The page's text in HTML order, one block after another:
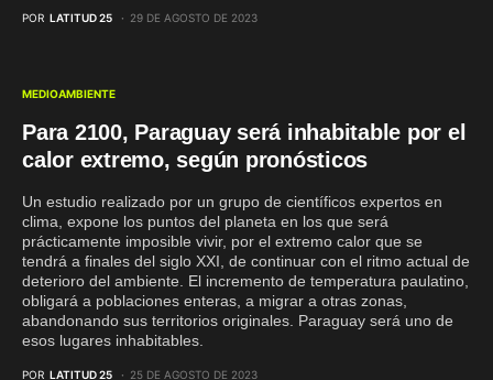
POR LATITUD 25 29 DE AGOSTO DE 2023
MEDIOAMBIENTE
Para 2100, Paraguay será inhabitable por el
calor extremo, según pronósticos
Un estudio realizado por un grupo de científicos expertos en
clima, expone los puntos del planeta en los que será
prácticamente imposible vivir, por el extremo calor que se
tendrá a finales del siglo XXI, de continuar con el ritmo actual de
deterioro del ambiente. El incremento de temperatura paulatino,
obligará a poblaciones enteras, a migrar a otras zonas,
abandonando sus territorios originales. Paraguay será uno de
esos lugares inhabitables.
POR LATITUD 25 25 DE AGOSTO DE 2023